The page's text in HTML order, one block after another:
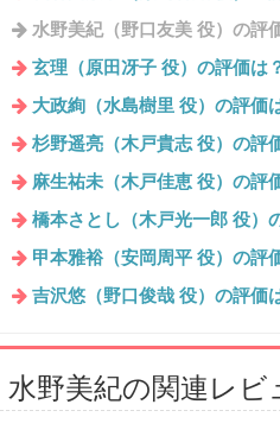
水野美紀（野口友美 役）の評
玄理（原田冴子 役）の評価は
大政絢（水島樹里 役）の評価
杉野遥亮（木戸貴志 役）の評
麻生祐未（木戸佳恵 役）の評
橋本さとし（木戸光一郎 役）
甲本雅裕（安岡周平 役）の評
吉沢悠（野口俊哉 役）の評価
水野美紀の関連レビ